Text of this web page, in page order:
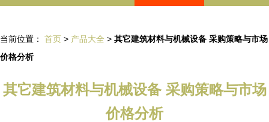
当前位置： 首页 > 产品大全 > 其它建筑材料与机械设备 采购策略与市场
价格分析
其它建筑材料与机械设备 采购策略与市场
价格分析